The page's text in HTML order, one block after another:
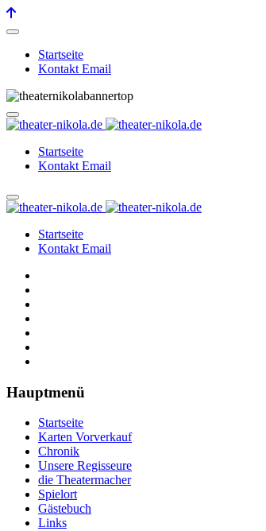
Startseite
Kontakt Email
Startseite
Kontakt Email
Startseite
Kontakt Email
Hauptmenü
Startseite
Karten Vorverkauf
Chronik
Unsere Regisseure
die Theatermacher
Spielort
Gästebuch
Links